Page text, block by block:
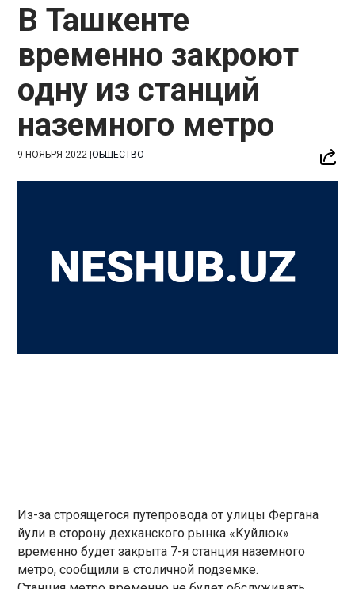
В Ташкенте
временно закроют
одну из станций
наземного метро
9 НОЯБРЯ 2022 |ОБЩЕСТВО
Из-за строящегося путепровода от улицы Фергана
йули в сторону дехканского рынка «Куйлюк»
временно будет закрыта 7-я станция наземного
метро, сообщили в столичной подземке.